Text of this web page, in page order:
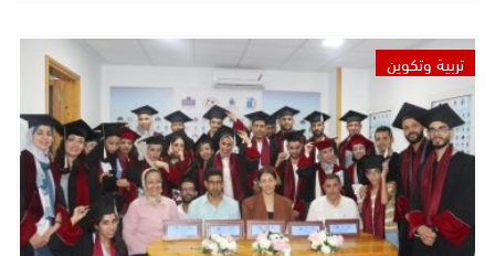
تربية وتكوين